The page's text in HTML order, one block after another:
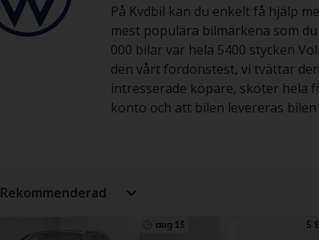
På Kvdbil kan du enkelt få hjälp
mest populära bilmärkena som
000 bilar var hela 5400 stycken
den vårt fordonstest, vi tvättar
intresserade köpare, sköter hela
konto och att bilen levereras
Rekommenderad
aug 13 5